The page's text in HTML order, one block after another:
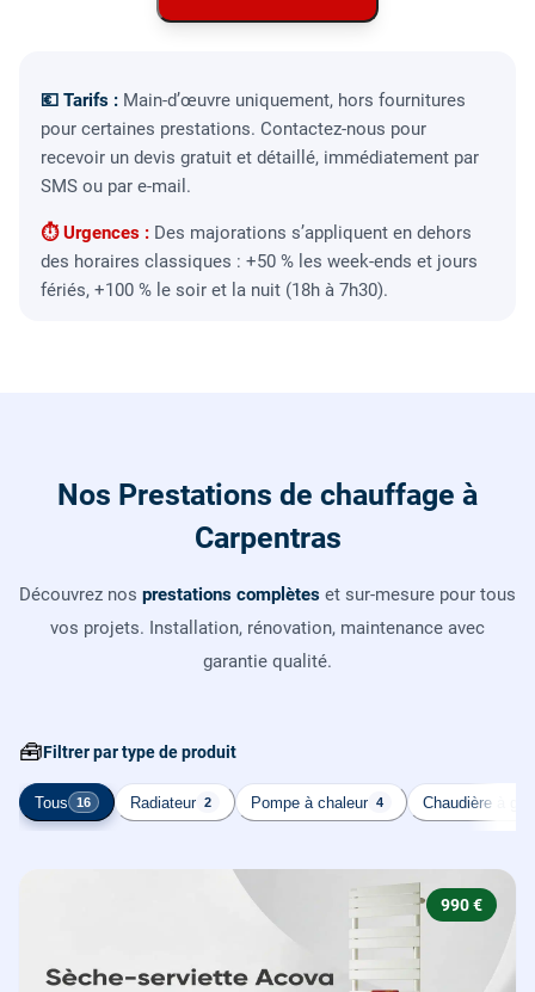
💶 Tarifs : Main-d’œuvre uniquement, hors fournitures
pour certaines prestations. Contactez-nous pour
recevoir un devis gratuit et détaillé, immédiatement par
SMS ou par e-mail.
⏱ Urgences : Des majorations s’appliquent en dehors
des horaires classiques : +50 % les week-ends et jours
fériés, +100 % le soir et la nuit (18h à 7h30).
Nos Prestations de chauffage à
Carpentras
Découvrez nos prestations complètes et sur-mesure pour tous
vos projets. Installation, rénovation, maintenance avec
garantie qualité.
🧰Filtrer par type de produit
Tous 16 Radiateur 2 Pompe à chaleur 4 Chaudière à gaz
990 €